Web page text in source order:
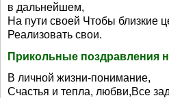
в дальнейшем,
На пути своей Чтобы близкие
Реализовать свои.
Прикольные поздравления
В личной жизни-понимание,
Счастья и тепла, любви,Все